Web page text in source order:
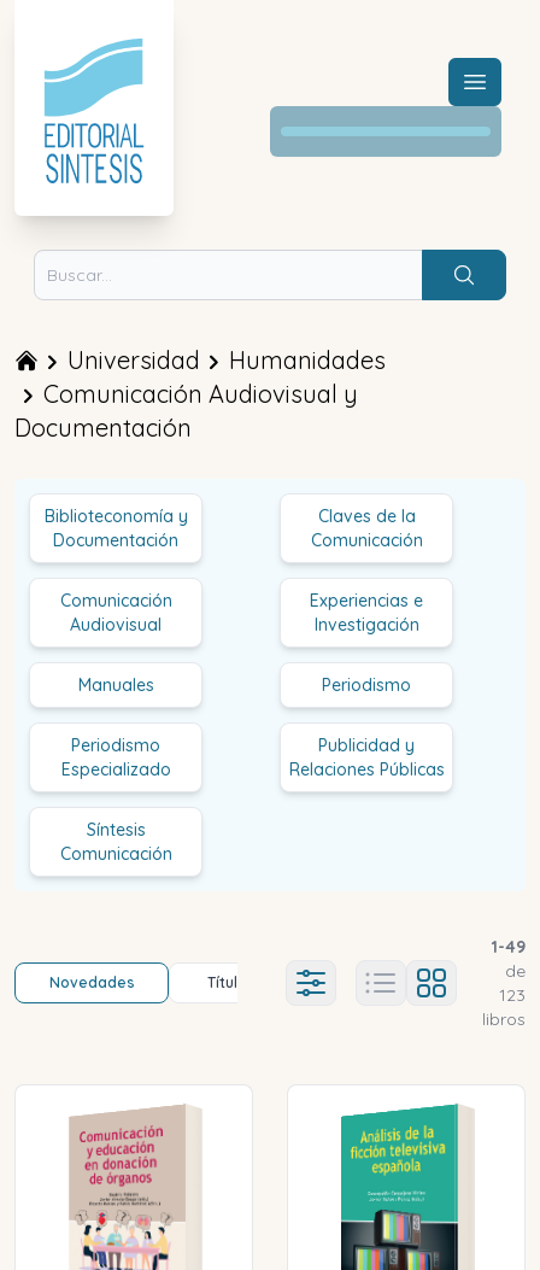
Menú
Buscar
Universidad
Humanidades
Comunicación Audiovisual y
Documentación
Biblioteconomía y
Documentación
Claves de la
Comunicación
Comunicación
Audiovisual
Experiencias e
Investigación
Manuales Periodismo
Periodismo
Especializado
Publicidad y
Relaciones Públicas
Síntesis
Comunicación
Novedades Título (a-z) Título (z-a)
Ajustes abierto
1-49
de
123
libros